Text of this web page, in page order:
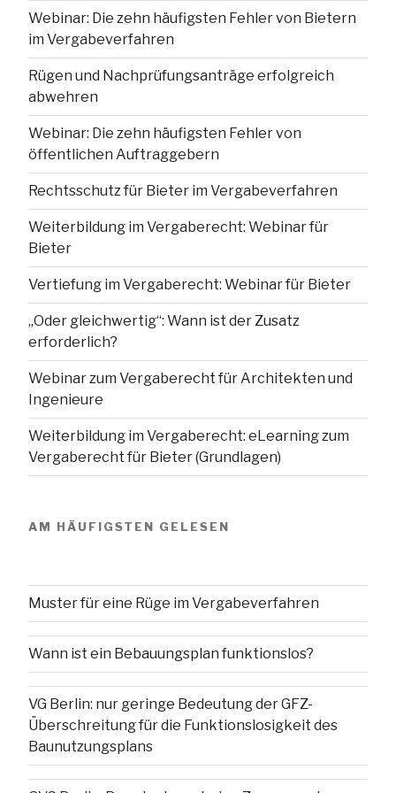
Webinar: Die zehn häufigsten Fehler von Bietern
im Vergabeverfahren
Rügen und Nachprüfungsanträge erfolgreich
abwehren
Webinar: Die zehn häufigsten Fehler von
öffentlichen Auftraggebern
Rechtsschutz für Bieter im Vergabeverfahren
Weiterbildung im Vergaberecht: Webinar für
Bieter
Vertiefung im Vergaberecht: Webinar für Bieter
„Oder gleichwertig“: Wann ist der Zusatz
erforderlich?
Webinar zum Vergaberecht für Architekten und
Ingenieure
Weiterbildung im Vergaberecht: eLearning zum
Vergaberecht für Bieter (Grundlagen)
AM HÄUFIGSTEN GELESEN
Muster für eine Rüge im Vergabeverfahren
Wann ist ein Bebauungsplan funktionslos?
VG Berlin: nur geringe Bedeutung der GFZ-
Überschreitung für die Funktionslosigkeit des
Baunutzungsplans